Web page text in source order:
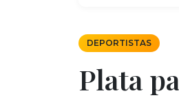
DEPORTISTAS
Plata